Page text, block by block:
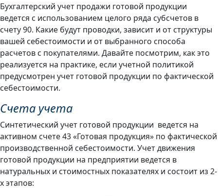
Бухгалтерский учет продажи готовой продукции
ведется с использованием целого ряда субсчетов в
счету 90. Какие будут проводки, зависит и от структуры
вашей себестоимости и от выбранного способа
расчетов с покупателями. Давайте посмотрим, как это
реализуется на практике, если учетной политикой
предусмотрен учет готовой продукции по фактической
себестоимости.
Счета учета
Синтетический учет готовой продукции ведется на
активном счете 43 «Готовая продукция» по фактической
производственной себестоимости. Учет движения
готовой продукции на предприятии ведется в
натуральных и стоимостных показателях и состоит из 2-
х этапов: